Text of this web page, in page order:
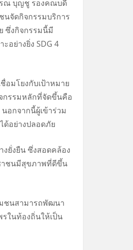
รณ บุญชู รองคณบดี
นจัดกิจกรรมบริการ
ซึ่งกิจกรรมนี้มี
อย่างยิ่ง SDG 4
อมโยงกับเป้าหมาย
กรรมหลักที่จัดขึ้นคือ
อกจากนี้ผู้เข้าร่วม
ด้อย่างปลอดภัย
ยั่งยืน ซึ่งสอดคล้อง
าชนมีสุขภาพที่ดีขึ้น
ชนสามารถพัฒนา
ในท้องถิ่นให้เป็น